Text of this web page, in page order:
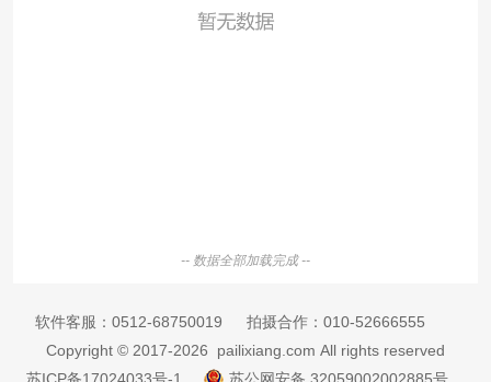
-- 数据全部加载完成 --
软件客服： 0512-68750019 拍摄合作： 010-52666555
Copyright © 2017-2026 pailixiang.com All rights reserved
苏ICP备17024033号-1
苏公网安备 32059002002885号